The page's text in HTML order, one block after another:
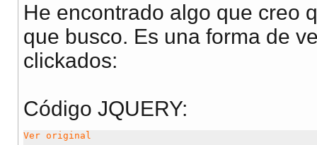
He encontrado algo que creo
que busco. Es una forma de
clickados:
Código JQUERY:
Ver original